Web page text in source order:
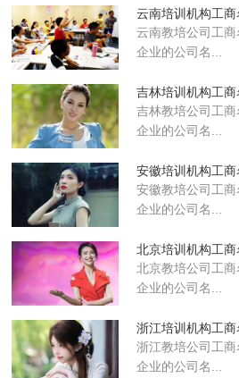
云南培训机构工商
云南教培公司工
企业的公司名...
吉林培训机构工商
吉林教培公司工
企业的公司名...
安徽培训机构工商
安徽教培公司工
企业的公司名...
北京培训机构工商
北京教培公司工
企业的公司名...
浙江培训机构工商
浙江教培公司工
企业的公司名...